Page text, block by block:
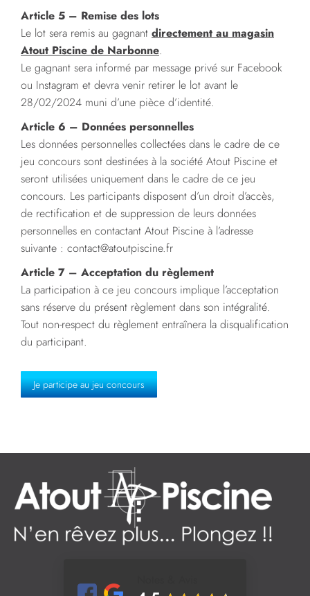
Article 5 – Remise des lots
Le lot sera remis au gagnant directement au magasin
Atout Piscine de Narbonne.
Le gagnant sera informé par message privé sur Facebook
ou Instagram et devra venir retirer le lot avant le
28/02/2024 muni d’une pièce d’identité.
Article 6 – Données personnelles
Les données personnelles collectées dans le cadre de ce
jeu concours sont destinées à la société Atout Piscine et
seront utilisées uniquement dans le cadre de ce jeu
concours. Les participants disposent d’un droit d’accès,
de rectification et de suppression de leurs données
personnelles en contactant Atout Piscine à l’adresse
suivante : contact@atoutpiscine.fr
Article 7 – Acceptation du règlement
La participation à ce jeu concours implique l’acceptation
sans réserve du présent règlement dans son intégralité.
Tout non-respect du règlement entraînera la disqualification
du participant.
Je participe au jeu concours